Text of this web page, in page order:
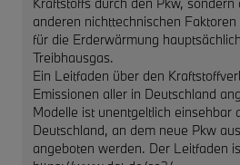
anderen nichttechnischen Faktoren
für die Erderwärmung
Treibhausgas.
Ein Leitfaden über den
Emissionen aller in Deutschland
Modelle ist unentgeltlich einsehbar
Deutschland, an dem neue Pkw
angeboten werden. Der Leitfaden